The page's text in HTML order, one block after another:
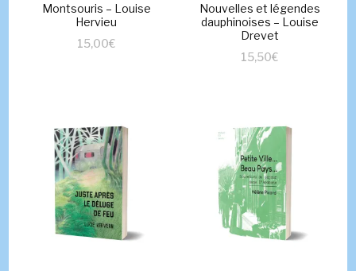
Montsouris – Louise
Hervieu
15,00€
Nouvelles et légendes
dauphinoises – Louise
Drevet
15,50€